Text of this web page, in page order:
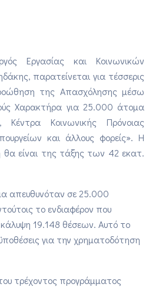
Εργασίας και Κοινωνικών
παρατείνεται για τέσσερις
της Απασχόλησης μέσω
Χαρακτήρα για 25.000 άτομα
Κέντρα Κοινωνικής Πρόνοιας
και άλλους φορείς». Η
είναι της τάξης των 42 εκατ.
απευθυνόταν σε 25.000
το ενδιαφέρον που
19.148 θέσεων. Αυτό το
για την χρηματοδότηση
τρέχοντος προγράμματος